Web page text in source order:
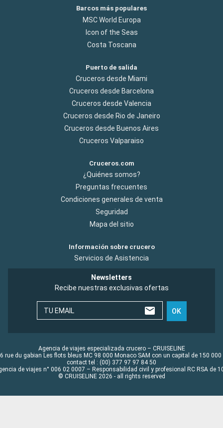
Barcos más populares
MSC World Europa
Icon of the Seas
Costa Toscana
Puerto de salida
Cruceros desde Miami
Cruceros desde Barcelona
Cruceros desde Valencia
Cruceros desde Rio de Janeiro
Cruceros desde Buenos Aires
Cruceros Valparaiso
Cruceros.com
¿Quiénes somos?
Preguntas frecuentes
Condiciones generales de venta
Seguridad
Mapa del sitio
Información sobre crucero
Servicios de Asistencia
Newsletters
Recibe nuestras exclusivas ofertas
TU EMAIL OK
Agencia de viajes especializada crucero – CRUISELINE
rue du gabian Les flots bleus MC 98 000 Monaco SAM con un capital de 150 000
contact tel : (00) 377 97 97 84 50
de viajes n° 006 02 0007 – Responsabilidad civil y profesional RC RSA de
© CRUISELINE 2026 - all rights reserved